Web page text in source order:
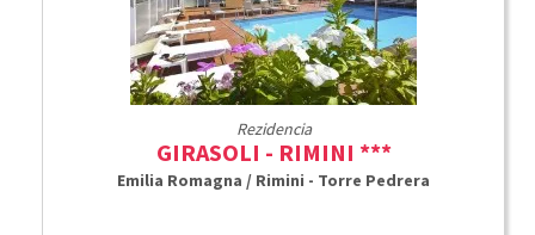
Rezidencia
GIRASOLI - RIMINI ***
Emilia Romagna / Rimini - Torre Pedrera